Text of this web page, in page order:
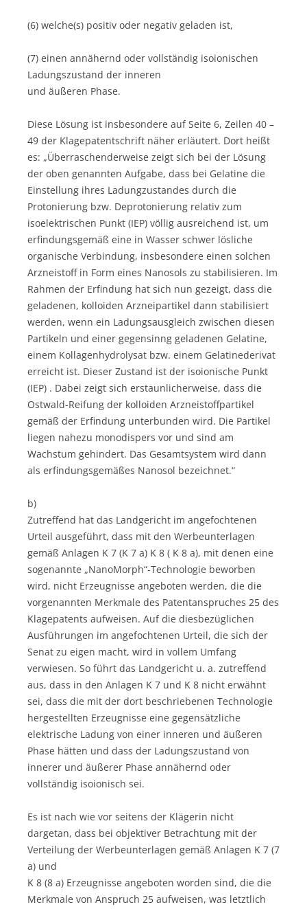
(6) welche(s) positiv oder negativ geladen ist,
(7) einen annähernd oder vollständig isoionischen
Ladungszustand der inneren
und äußeren Phase.
Diese Lösung ist insbesondere auf Seite 6, Zeilen 40 –
49 der Klagepatentschrift näher erläutert. Dort heißt
es: „Überraschenderweise zeigt sich bei der Lösung
der oben genannten Aufgabe, dass bei Gelatine die
Einstellung ihres Ladungzustandes durch die
Protonierung bzw. Deprotonierung relativ zum
isoelektrischen Punkt (IEP) völlig ausreichend ist, um
erfindungsgemäß eine in Wasser schwer lösliche
organische Verbindung, insbesondere einen solchen
Arzneistoff in Form eines Nanosols zu stabilisieren. Im
Rahmen der Erfindung hat sich nun gezeigt, dass die
geladenen, kolloiden Arzneipartikel dann stabilisiert
werden, wenn ein Ladungsausgleich zwischen diesen
Partikeln und einer gegensinng geladenen Gelatine,
einem Kollagenhydrolysat bzw. einem Gelatinederivat
erreicht ist. Dieser Zustand ist der isoionische Punkt
(IEP) . Dabei zeigt sich erstaunlicherweise, dass die
Ostwald-Reifung der kolloiden Arzneistoffpartikel
gemäß der Erfindung unterbunden wird. Die Partikel
liegen nahezu monodispers vor und sind am
Wachstum gehindert. Das Gesamtsystem wird dann
als erfindungsgemäßes Nanosol bezeichnet.“
b)
Zutreffend hat das Landgericht im angefochtenen
Urteil ausgeführt, dass mit den Werbeunterlagen
gemäß Anlagen K 7 (K 7 a) K 8 ( K 8 a), mit denen eine
sogenannte „NanoMorph“-Technologie beworben
wird, nicht Erzeugnisse angeboten werden, die die
vorgenannten Merkmale des Patentanspruches 25 des
Klagepatents aufweisen. Auf die diesbezüglichen
Ausführungen im angefochtenen Urteil, die sich der
Senat zu eigen macht, wird in vollem Umfang
verwiesen. So führt das Landgericht u. a. zutreffend
aus, dass in den Anlagen K 7 und K 8 nicht erwähnt
sei, dass die mit der dort beschriebenen Technologie
hergestellten Erzeugnisse eine gegensätzliche
elektrische Ladung von einer inneren und äußeren
Phase hätten und dass der Ladungszustand von
innerer und äußerer Phase annähernd oder
vollständig isoionisch sei.
Es ist nach wie vor seitens der Klägerin nicht
dargetan, dass bei objektiver Betrachtung mit der
Verteilung der Werbeunterlagen gemäß Anlagen K 7 (7
a) und
K 8 (8 a) Erzeugnisse angeboten worden sind, die die
Merkmale von Anspruch 25 aufweisen, was letztlich